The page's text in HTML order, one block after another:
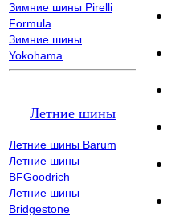
Зимние шины Pirelli
Formula
Зимние шины
Yokohama
Летние шины
Летние шины Barum
Летние шины
BFGoodrich
Летние шины
Bridgestone